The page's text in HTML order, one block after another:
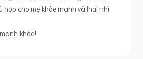
hợp cho mẹ khỏe mạnh và thai nhi
khỏe!